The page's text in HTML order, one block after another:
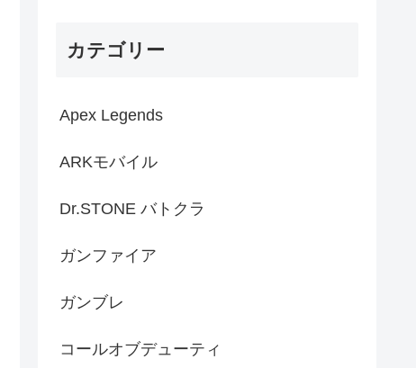
カテゴリー
Apex Legends
ARKモバイル
Dr.STONE バトクラ
ガンファイア
ガンブレ
コールオブデューティ